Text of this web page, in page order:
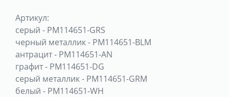
Артикул:
серый - PM114651-GRS
черный металлик- PM114651-BLM
антрацит- PM114651-AN
графит- PM114651-DG
серый металлик- PM114651-GRM
белый - PM114651-WH